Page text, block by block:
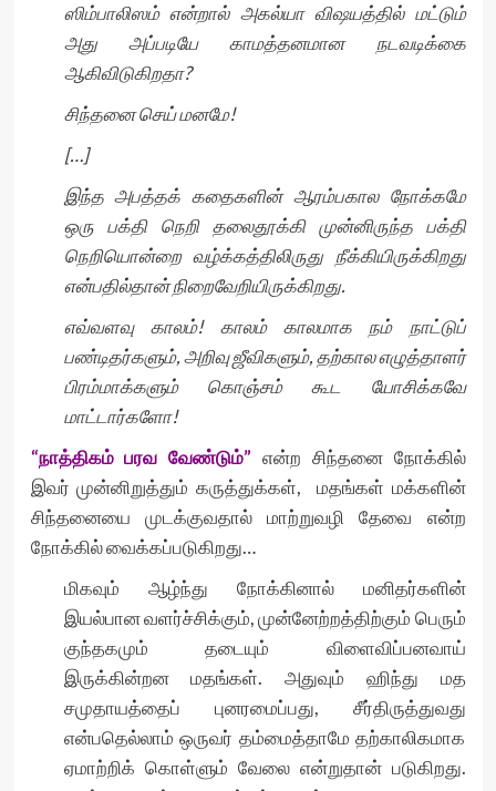
ஸிம்பாலிஸம் என்றால் அகல்யா விஷயத்தில் மட்டும்
அது அப்படியே காமத்தனமான நடவடிக்கை
ஆகிவிடுகிறதா?
சிந்தனை செய் மனமே!
[…]
இந்த அபத்தக் கதைகளின் ஆரம்பகால நோக்கமே
ஒரு பக்தி நெறி தலைதூக்கி முன்னிருந்த பக்தி
நெறியொன்றை வழ்க்கத்திலிருது நீக்கியிருக்கிறது
என்பதில்தான் நிறைவேறியிருக்கிறது.
எவ்வளவு காலம்! காலம் காலமாக நம் நாட்டுப்
பண்டிதர்களும், அறிவு ஜீவிகளும், தற்கால எழுத்தாளர்
பிரம்மாக்களும் கொஞ்சம் கூட யோசிக்கவே
மாட்டார்களோ!
“நாத்திகம் பரவ வேண்டும்” என்ற சிந்தனை நோக்கில்
இவர் முன்னிறுத்தும் கருத்துக்கள், மதங்கள் மக்களின்
சிந்தனையை முடக்குவதால் மாற்றுவழி தேவை என்ற
நோக்கில் வைக்கப்படுகிறது…
மிகவும் ஆழ்ந்து நோக்கினால் மனிதர்களின்
இயல்பான வளர்ச்சிக்கும், முன்னேற்றத்திற்கும் பெரும்
குந்தகமும் தடையும் விளைவிப்பனவாய்
இருக்கின்றன மதங்கள். அதுவும் ஹிந்து மத
சமுதாயத்தைப் புனரமைப்பது, சீர்திருத்துவது
என்பதெல்லாம் ஒருவர் தம்மைத்தாமே தற்காலிகமாக
ஏமாற்றிக் கொள்ளும் வேலை என்றுதான் படுகிறது.